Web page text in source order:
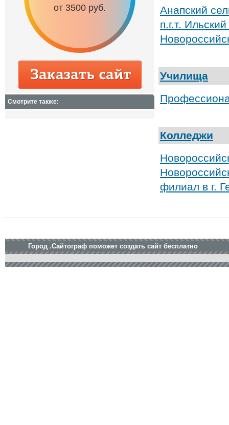
Анапский
п.г.т.
Училища
Колледжи
филиал в г.
от 3500 руб. от 6500 руб.
Смотрите также:
Город .Сайтограф поможет создать сайт бесплатно